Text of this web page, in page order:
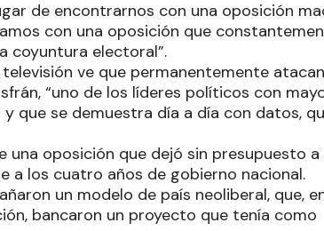
de encontrarnos con una oposición
con una oposición que
coyuntura electoral”.
ve que permanentemente
“uno de los líderes políticos con
que se demuestra día a día con datos,
una oposición que dejó sin presupuesto a
a los cuatro años de gobierno nacional.
un modelo de país neoliberal, que,
bancaron un proyecto que tenía como